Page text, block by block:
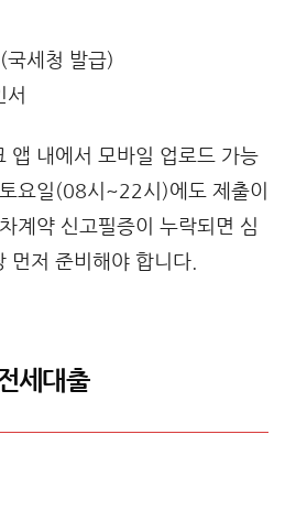
국세청 발급)
서
앱 내에서 모바일 업로드 가능
요일(08시~22시)에도 제출이
계약 신고필증이 누락되면 심
먼저 준비해야 합니다.
세대출